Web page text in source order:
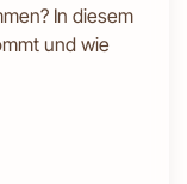
In diesem
und wie